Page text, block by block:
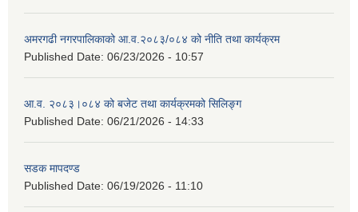
अमरगढी नगरपालिकाको आ.व.२०८३/०८४ को नीति तथा कार्यक्रम
Published Date: 06/23/2026 - 10:57
आ.व. २०८३।०८४ को बजेट तथा कार्यक्रमको सिलिङ्ग
Published Date: 06/21/2026 - 14:33
सडक मापदण्ड
Published Date: 06/19/2026 - 11:10